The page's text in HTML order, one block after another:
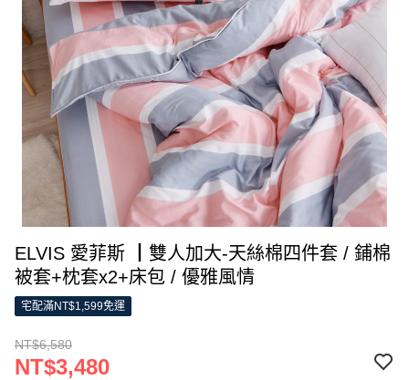
ELVIS 愛菲斯 ┃雙人加大-天絲棉四件套 / 鋪棉
被套+枕套x2+床包 / 優雅風情
宅配滿NT$1,599免運
NT$6,580
NT$3,480